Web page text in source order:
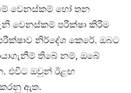
වෙනස්කම් හෝ තන
වෙනස්කම් පරීක්ෂා කිරීම
නිර්දේශ කෙරේ. ඔබට
තිබේ නම්, ඔබේ
එවිට ඔවුන් ඊළඟ
කරනු ඇත.